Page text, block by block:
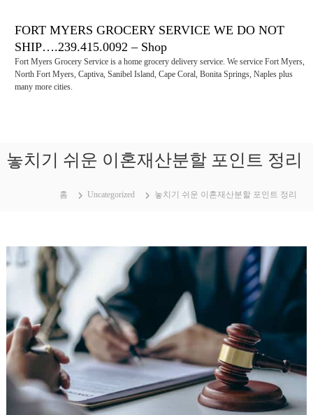
FORT MYERS GROCERY SERVICE WE DO NOT
SHIP….239.415.0092 – Shop
Fort Myers Grocery Service is a home grocery delivery service. We service Fort Myers,
North Fort Myers, Captiva, Sanibel Island, Cape Coral, Bonita Springs, Naples plus
many more cities.
놓치기 쉬운 이혼재산분할 포인트 정리
홈 Uncategorized 놓치기 쉬운 이혼재산분할 포인트 정리